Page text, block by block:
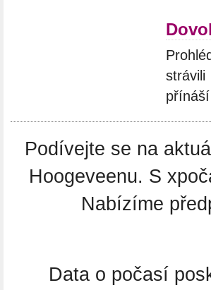
Podívejte se na
Hoogeveenu. S
Nabízíme
Data o počasí